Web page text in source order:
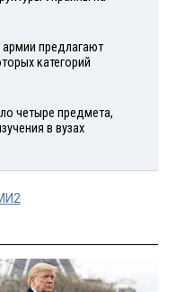
предлагают
категорий
четыре предмета,
в вузах